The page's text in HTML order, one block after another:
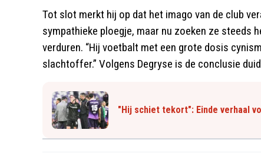
Tot slot merkt hij op dat het imago van de club
sympathieke ploegje, maar nu zoeken ze steeds
verduren. “Hij voetbalt met een grote dosis
slachtoffer.” Volgens Degryse is de conclusie
"Hij schiet tekort": Einde verhaal